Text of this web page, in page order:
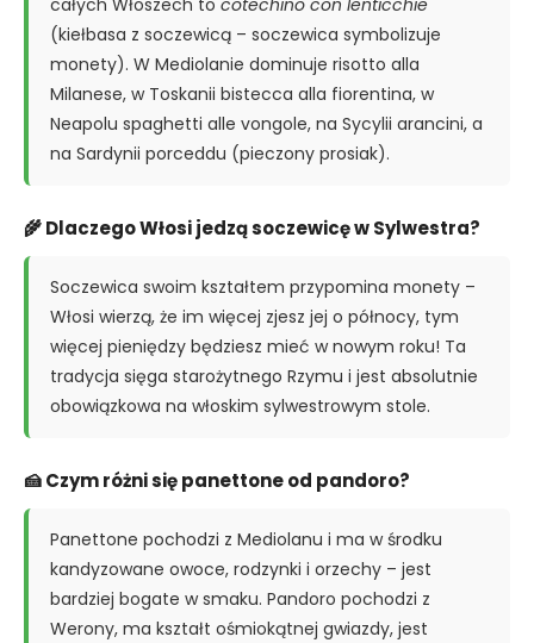
całych Włoszech to cotechino con lenticchie
(kiełbasa z soczewicą – soczewica symbolizuje
monety). W Mediolanie dominuje risotto alla
Milanese, w Toskanii bistecca alla fiorentina, w
Neapolu spaghetti alle vongole, na Sycylii arancini, a
na Sardynii porceddu (pieczony prosiak).
🌾 Dlaczego Włosi jedzą soczewicę w Sylwestra?
Soczewica swoim kształtem przypomina monety –
Włosi wierzą, że im więcej zjesz jej o północy, tym
więcej pieniędzy będziesz mieć w nowym roku! Ta
tradycja sięga starożytnego Rzymu i jest absolutnie
obowiązkowa na włoskim sylwestrowym stole.
🍰 Czym różni się panettone od pandoro?
Panettone pochodzi z Mediolanu i ma w środku
kandyzowane owoce, rodzynki i orzechy – jest
bardziej bogate w smaku. Pandoro pochodzi z
Werony, ma kształt ośmiokątnej gwiazdy, jest